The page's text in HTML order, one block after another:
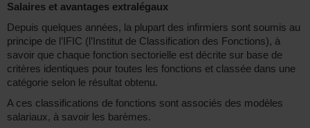
Salaires et avantages extralégaux
Depuis quelques années, la plupart des infirmiers sont soumis au
principe de l’IFIC (l’Institut de Classification des Fonctions), à
savoir que chaque fonction sectorielle est décrite sur base de
critères identiques pour toutes les fonctions et classée dans une
catégorie selon le résultat obtenu.
A ces classifications de fonctions sont associés des modèles
salariaux, à savoir les barèmes.